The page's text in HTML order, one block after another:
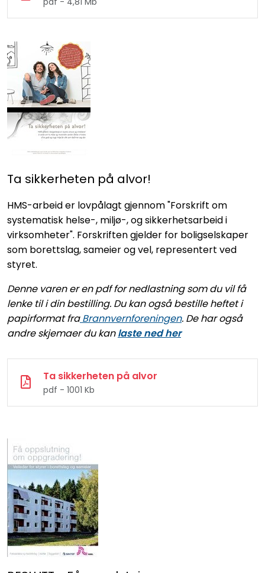
Ta sikkerheten på alvor!
HMS-arbeid er lovpålagt gjennom "Forskrift om
systematisk helse-, miljø-, og sikkerhetsarbeid i
virksomheter". Forskriften gjelder for boligselskaper
som borettslag, sameier og vel, representert ved
styret.
Denne varen er en pdf for nedlastning som du vil få
lenke til i din bestilling. Du kan også bestille heftet i
papirformat fraBrannvernforeningen. De har også
andre skjemaer du kan laste ned her
Ta sikkerheten på alvor
pdf - 1001 Kb